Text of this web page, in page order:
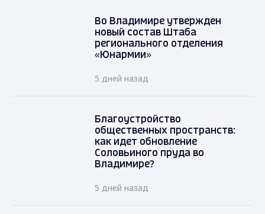
Во Владимире утвержден
новый состав Штаба
регионального отделения
«Юнармии»
5 дней назад
Благоустройство
общественных пространств:
как идет обновление
Соловьиного пруда во
Владимире?
5 дней назад